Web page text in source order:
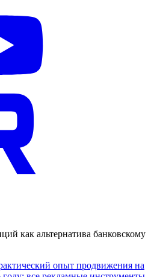
как альтернатива банковскому
опыт продвижения на